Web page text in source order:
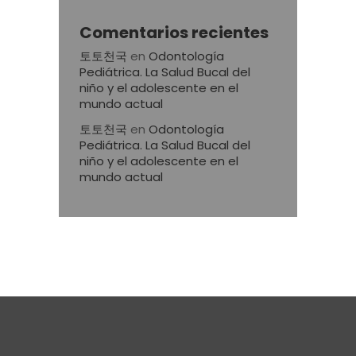
Comentarios recientes
토토천국 en Odontología
Pediátrica. La Salud Bucal del
niño y el adolescente en el
mundo actual
토토천국 en Odontología
Pediátrica. La Salud Bucal del
niño y el adolescente en el
mundo actual